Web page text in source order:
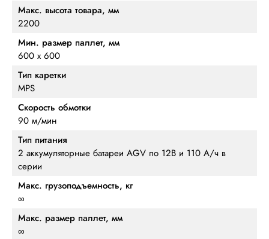
Макс. высота товара, мм
2200
Мин. размер паллет, мм
600 х 600
Тип каретки
MPS
Скорость обмотки
90 м/мин
Тип питания
2 аккумуляторные батареи AGV по 12В и 110 А/ч в
серии
Макс. грузоподъемность, кг
∞
Макс. размер паллет, мм
∞